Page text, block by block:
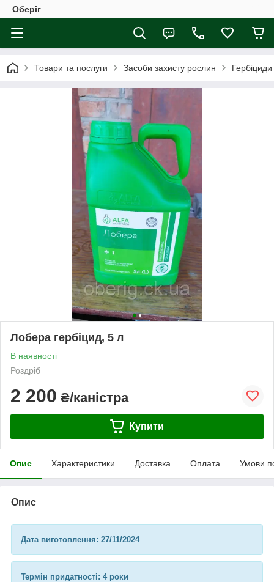
Оберіг
Товари та послуги Засоби захисту рослин Гербіциди
Лобера гербіцид, 5 л
В наявності
Роздріб
2 200 ₴/каністра
Купити
Опис Характеристики Доставка Оплата Умови
Опис
Дата виготовлення: 27/11/2024
Термін придатності: 4 роки